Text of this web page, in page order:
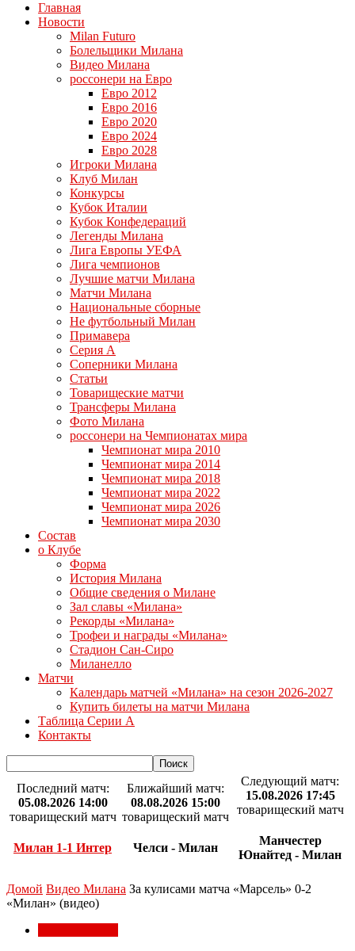
Главная
Новости
Milan Futuro
Болельщики Милана
Видео Милана
россонери на Евро
Евро 2012
Евро 2016
Евро 2020
Евро 2024
Евро 2028
Игроки Милана
Клуб Милан
Конкурсы
Кубок Италии
Кубок Конфедераций
Легенды Милана
Лига Европы УЕФА
Лига чемпионов
Лучшие матчи Милана
Матчи Милана
Национальные сборные
Не футбольный Милан
Примавера
Серия А
Соперники Милана
Статьи
Товарищеские матчи
Трансферы Милана
Фото Милана
россонери на Чемпионатах мира
Чемпионат мира 2010
Чемпионат мира 2014
Чемпионат мира 2018
Чемпионат мира 2022
Чемпионат мира 2026
Чемпионат мира 2030
Состав
о Клубе
Форма
История Милана
Общие сведения о Милане
Зал славы «Милана»
Рекорды «Милана»
Трофеи и награды «Милана»
Стадион Сан-Сиро
Миланелло
Матчи
Календарь матчей «Милана» на сезон 2026-2027
Купить билеты на матчи Милана
Таблица Серии А
Контакты
Последний матч:
05.08.2026 14:00
товарищеский матч
Милан 1-1 Интер
Ближайший матч:
08.08.2026 15:00
товарищеский матч
Челси - Милан
Следующий матч:
15.08.2026 17:45
товарищеский матч
Манчестер
Юнайтед - Милан
Домой Видео Милана За кулисами матча «Марсель» 0-2
«Милан» (видео)